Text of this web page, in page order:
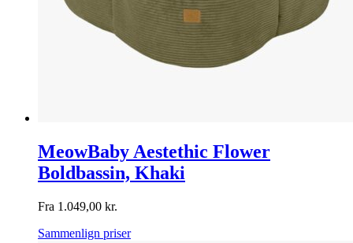
MeowBaby Aestethic Flower
Boldbassin, Khaki
Fra 1.049,00 kr.
Sammenlign priser